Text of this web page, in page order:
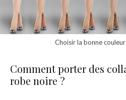
Choisir la bonne
Comment porter des
robe noire ?